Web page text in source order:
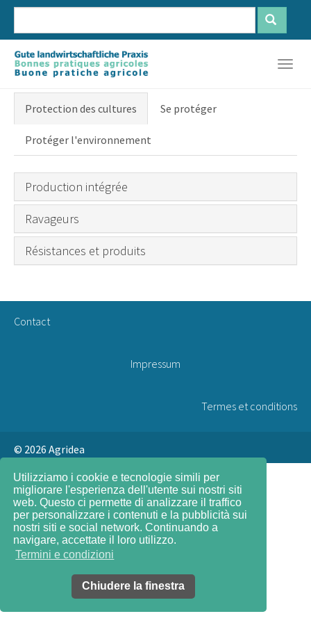
Utilizziamo i cookie e tecnologie simili per
migliorare l'esperienza dell'utente sui nostri siti
web. Questo ci permette di analizzare il traffico
per personalizzare i contenuti e la pubblicità sui
nostri siti e social network. Continuando a
navigare, accettate il loro utilizzo.
Termini e condizioni
Chiudere la finestra
Skip
main
content
Protection des cultures
Se protéger
Protéger l'environnement
Production intégrée
Ravageurs
Résistances et produits
Contact
Impressum
Termes et conditions
© 2026 Agridea